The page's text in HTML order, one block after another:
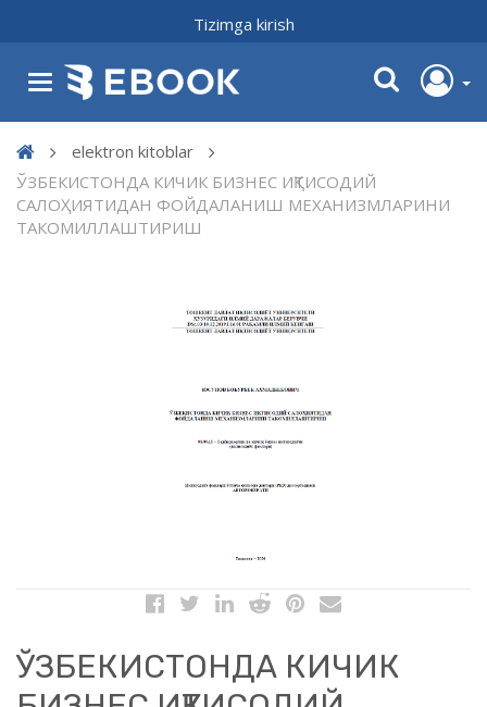
Tizimga kirish
elektron kitoblar
ЎЗБЕКИСТОНДА КИЧИК БИЗНЕС ИҚТИСОДИЙ
САЛОҲИЯТИДАН ФОЙДАЛАНИШ МЕХАНИЗМЛАРИНИ
ТАКОМИЛЛАШТИРИШ
ЎЗБЕКИСТОНДА КИЧИК